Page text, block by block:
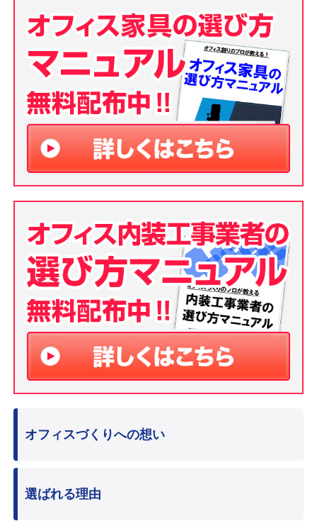
オフィスづくりへの想い
選ばれる理由